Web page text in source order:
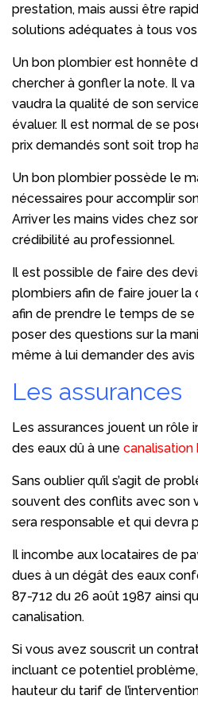
prestation, mais aussi être
solutions adéquates à tous
Un bon plombier est honnête
chercher à gonfler la note. Il
vaudra la qualité de son
évaluer. Il est normal de se
prix demandés sont soit trop
Un bon plombier possède le
nécessaires pour accomplir
Arriver les mains vides chez
crédibilité au professionnel.
Il est possible de faire des
plombiers afin de faire jouer la
afin de prendre le temps de se
poser des questions sur la
même à lui demander des
Les assurances
Les assurances jouent un rôle
des eaux dû à une canalisation
Sans oublier qu’il s’agit de
souvent des conflits avec son
sera responsable et qui devra
Il incombe aux locataires de
dues à un dégât des eaux
87-712 du 26 août 1987 ainsi
canalisation.
Si vous avez souscrit un
incluant ce potentiel
hauteur du tarif de